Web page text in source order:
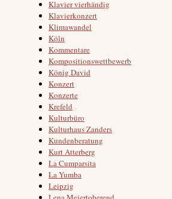
Klavier vierhändig
Klavierkonzert
Klimawandel
Köln
Kommentare
Kompositionswettbewerb
König David
Konzert
Konzerte
Krefeld
Kulturbüro
Kulturhaus Zanders
Kundenberatung
Kurt Atterberg
La Cumparsita
La Yumba
Leipzig